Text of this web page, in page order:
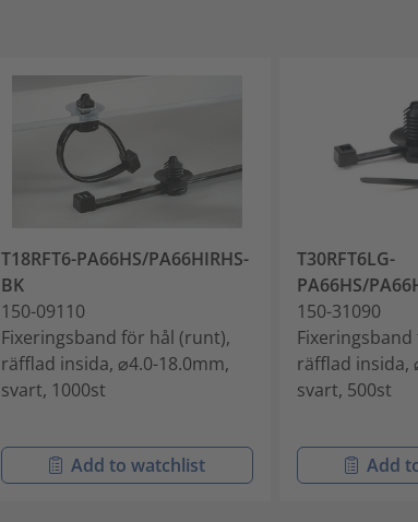
T18RFT6-PA66HS/PA66HIRHS-
BK
150-09110
Fixeringsband för hål (runt),
räfflad insida, ⌀4.0-18.0mm,
svart, 1000st
Add to watchlist
T30RFT6LG-
PA66HS/
150-31090
räfflad insida,
svart, 500st
Add